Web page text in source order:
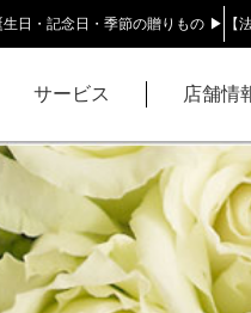
日・記念日・季節の贈りもの ▶ 【
サービス 店舗情